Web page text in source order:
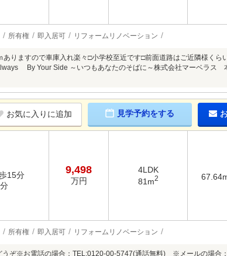
所有権 即入居可 リフォームリノベーション
りますので車庫入れ楽々□小学校至近です□前面道路はご近隣様くら
By Your Side ～いつもあなたのそばに～株式会社マーベラス
お気に入りに追加 見学予約をする
15分
9,498
万円
4LDK
81m2
所有権 即入居可 リフォームリノベーション
うぞ※お電話の場合：TEL:0120-00-5747(通話無料) ※メールの場合